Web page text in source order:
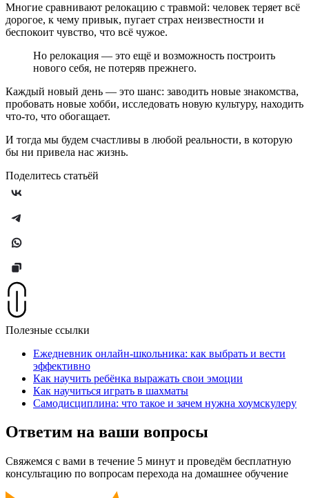
Многие сравнивают релокацию с травмой: человек теряет всё
дорогое, к чему привык, пугает страх неизвестности и
беспокоит чувство, что всё чужое.
Но релокация — это ещё и возможность построить
нового себя, не потеряв прежнего.
Каждый новый день — это шанс: заводить новые знакомства,
пробовать новые хобби, исследовать новую культуру, находить
что-то, что обогащает.
И тогда мы будем счастливы в любой реальности, в которую
бы ни привела нас жизнь.
Поделитесь статьёй
Полезные ссылки
Ежедневник онлайн-школьника: как выбрать и вести
эффективно
Как научить ребёнка выражать свои эмоции
Как научиться играть в шахматы
Самодисциплина: что такое и зачем нужна хоумскулеру
Ответим на ваши вопросы
Свяжемся с вами в течение 5 минут и проведём бесплатную
консультацию по вопросам перехода на домашнее обучение